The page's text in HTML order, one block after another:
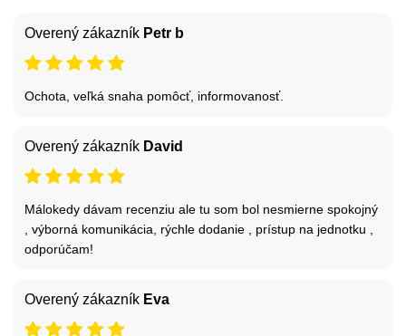
Overený zákazník Petr b
Ochota, veľká snaha pomôcť, informovanosť.
Overený zákazník David
Málokedy dávam recenziu ale tu som bol nesmierne spokojný
, výborná komunikácia, rýchle dodanie , prístup na jednotku ,
odporúčam!
Overený zákazník Eva